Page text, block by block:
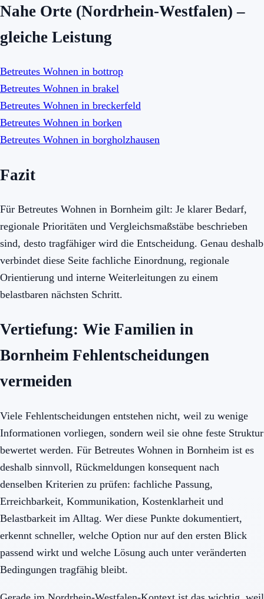
Nahe Orte (Nordrhein-Westfalen) –
gleiche Leistung
Betreutes Wohnen in bottrop
Betreutes Wohnen in brakel
Betreutes Wohnen in breckerfeld
Betreutes Wohnen in borken
Betreutes Wohnen in borgholzhausen
Fazit
Für Betreutes Wohnen in Bornheim gilt: Je klarer Bedarf,
regionale Prioritäten und Vergleichsmaßstäbe beschrieben
sind, desto tragfähiger wird die Entscheidung. Genau deshalb
verbindet diese Seite fachliche Einordnung, regionale
Orientierung und interne Weiterleitungen zu einem
belastbaren nächsten Schritt.
Vertiefung: Wie Familien in
Bornheim Fehlentscheidungen
vermeiden
Viele Fehlentscheidungen entstehen nicht, weil zu wenige
Informationen vorliegen, sondern weil sie ohne feste Struktur
bewertet werden. Für Betreutes Wohnen in Bornheim ist es
deshalb sinnvoll, Rückmeldungen konsequent nach
denselben Kriterien zu prüfen: fachliche Passung,
Erreichbarkeit, Kommunikation, Kostenklarheit und
Belastbarkeit im Alltag. Wer diese Punkte dokumentiert,
erkennt schneller, welche Option nur auf den ersten Blick
passend wirkt und welche Lösung auch unter veränderten
Bedingungen tragfähig bleibt.